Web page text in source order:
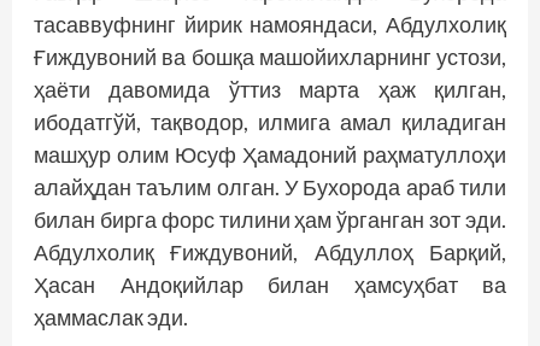
тасаввуфнинг йирик намояндаси, Абдулхолиқ
Ғиждувоний ва бошқа машойихларнинг устози,
ҳаёти давомида ўттиз марта ҳаж қилган,
ибодатгўй, тақводор, илмига амал қиладиган
машҳур олим Юсуф Ҳамадоний раҳматуллоҳи
алайҳдан таълим олган. У Бухорода араб тили
билан бирга форс тилини ҳам ўрганган зот эди.
Абдулхолиқ Ғиждувоний, Абдуллоҳ Барқий,
Ҳасан Андоқийлар билан ҳамсуҳбат ва
ҳаммаслак эди.